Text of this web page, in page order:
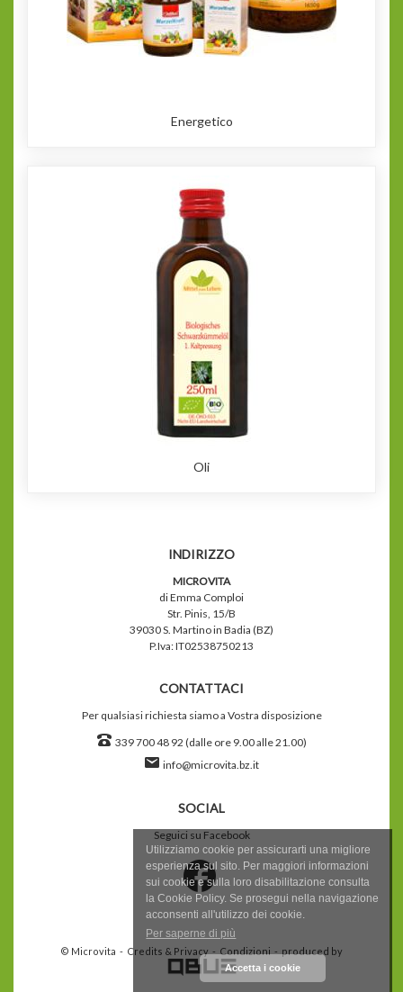
Utilizziamo cookie per assicurarti una migliore
esperienza sul sito. Per maggiori informazioni
sui cookie e sulla loro disabilitazione consulta
la Cookie Policy. Se prosegui nella navigazione
acconsenti all'utilizzo dei cookie.
Per saperne di più
Accetta i cookie
Energetico
Oli
INDIRIZZO
MICROVITA
di Emma Comploi
Str. Pinis, 15/B
39030 S. Martino in Badia (BZ)
P.Iva: IT02538750213
CONTATTACI
Per qualsiasi richiesta siamo a Vostra disposizione
339 700 48 92 (dalle ore 9.00 alle 21.00)
info@microvita.bz.it
SOCIAL
Seguici su Facebook
Follow
us
on
Facebook
© Microvita - Credits & Privacy - Condizioni - produced by